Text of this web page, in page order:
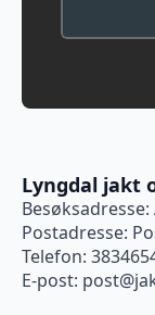
Lyngdal jakt
Postadresse:
Telefon:
E-post: